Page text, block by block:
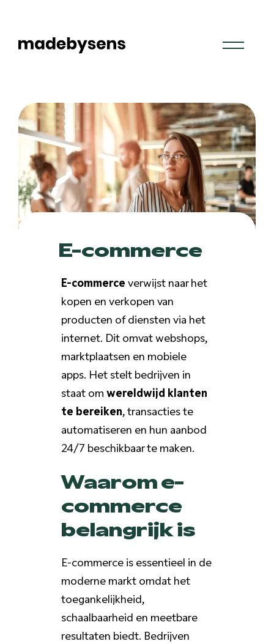
content
E-commerce
E-commerceverwijst naar het
kopen en verkopen van
producten of diensten via het
internet. Dit omvat webshops,
marktplaatsen en mobiele
apps. Het stelt bedrijven in
staat omwereldwijd klanten
te bereiken, transacties te
automatiseren en hun aanbod
24/7 beschikbaar te maken.
Waarom e-
commerce
belangrijk is
E-commerce is essentieel in de
moderne markt omdat het
toegankelijkheid,
schaalbaarheid en meetbare
resultaten biedt. Bedrijven